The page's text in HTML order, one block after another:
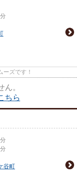
ズです！
。
ちら
谷町